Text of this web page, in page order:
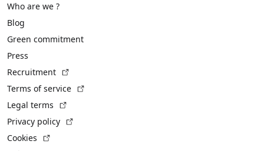
Who are we ?
Blog
Green commitment
Press
Recruitment
Terms of service
Legal terms
Privacy policy
Cookies